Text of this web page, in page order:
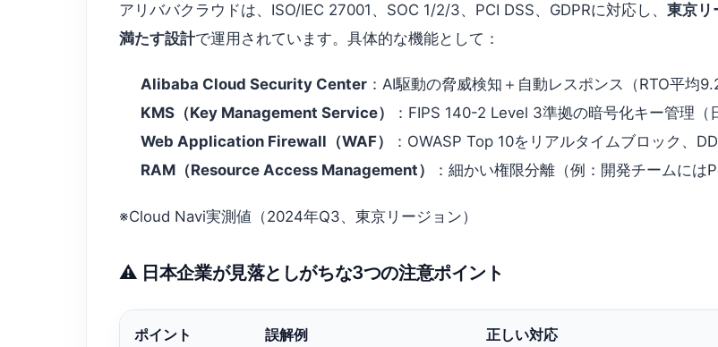
アリババクラウドは、ISO/IEC 27001、SOC 1/2/3、PCI DSS、GDPRに対応し、 東京リ
満たす設計で運用されています。具体的な機能として：
Alibaba Cloud Security Center ：AI駆動の脅威検知＋自動レスポンス（RTO平均
KMS（Key Management Service）
：FIPS 140-2 Level 3準拠の暗号化キー管理（
Web Application Firewall（WAF）
：OWASP Top 10をリアルタイムブロック、
RAM（Resource Access Management）
：細かい権限分離（例：開発チームには
※Cloud Navi実測値（2024年Q3、東京リージョン）
⚠️ 日本企業が見落としがちな3つの注意ポイント
ポイント 誤解例 正しい対応